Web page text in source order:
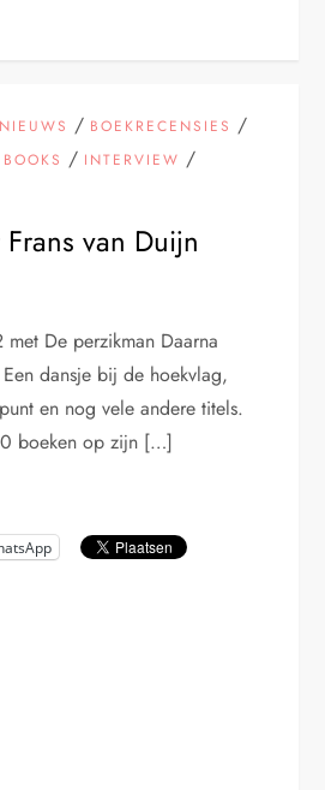
/ BOEKRECENSIES /
BOOKS / INTERVIEW /
van Duijn
De perzikman Daarna
dansje bij de hoekvlag,
en nog vele andere titels.
boeken op zijn […]